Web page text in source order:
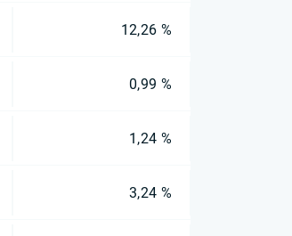
12,26 %
0,99 %
1,24 %
3,24 %